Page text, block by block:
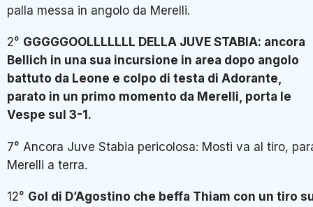
palla messa in angolo da Merelli.
2° GGGGGOOLLLLLLL DELLA JUVE STABIA: ancora
Bellich in una sua incursione in area dopo angolo
battuto da Leone e colpo di testa di Adorante,
parato in un primo momento da Merelli, porta le
Vespe sul 3-1.
7° Ancora Juve Stabia pericolosa: Mosti va al tiro,
Merelli a terra.
12° Gol di D’Agostino che beffa Thiam con un tiro